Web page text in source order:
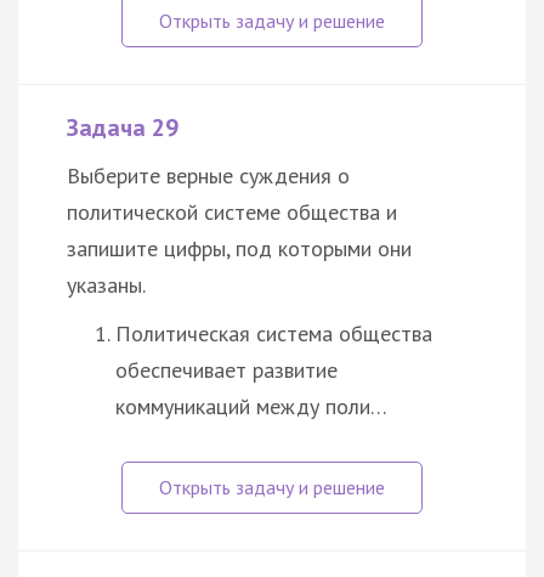
Задача 29
Выберите верные суждения о
политической системе общества и
запишите цифры, под которыми они
указаны.
Политическая система общества
обеспечивает развитие
коммуникаций между поли…